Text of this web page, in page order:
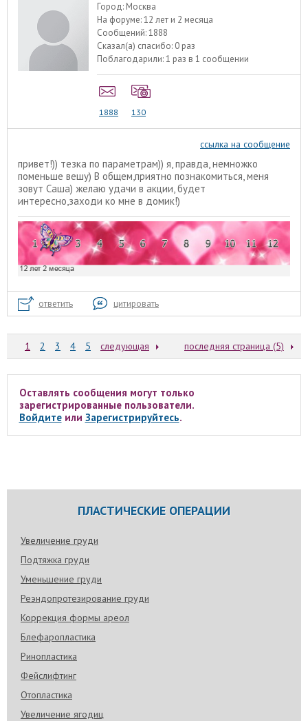
Город: Москва
На форуме:12 лет и 2 месяца
Сообщений:1888
Сказал(а) спасибо: 0 раз
Поблагодарили:1 раз в 1 сообщении
1888 130
ссылка на сообщение
привет!)) тезка по параметрам)) я, правда, немножко
поменьше вешу) В общем,приятно познакомиться, меня
зовут Саша) желаю удачи в акции, будет
интересно,заходи ко мне в домик!)
ответить цитировать
1 2 3 4 5 следующая последняя страница (5)
Оставлять сообщения могут только
зарегистрированные пользователи.
Войдитеили Зарегистрируйтесь.
ПЛАСТИЧЕСКИЕ ОПЕРАЦИИ
Увеличение груди
Подтяжка груди
Уменьшение груди
Реэндопротезирование груди
Коррекция формы ареол
Блефаропластика
Ринопластика
Фейслифтинг
Отопластика
Увеличение ягодиц